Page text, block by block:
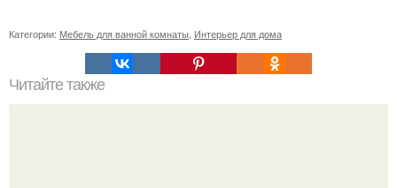
Категории: Мебель для ванной комнаты, Интерьер для дома
Читайте также